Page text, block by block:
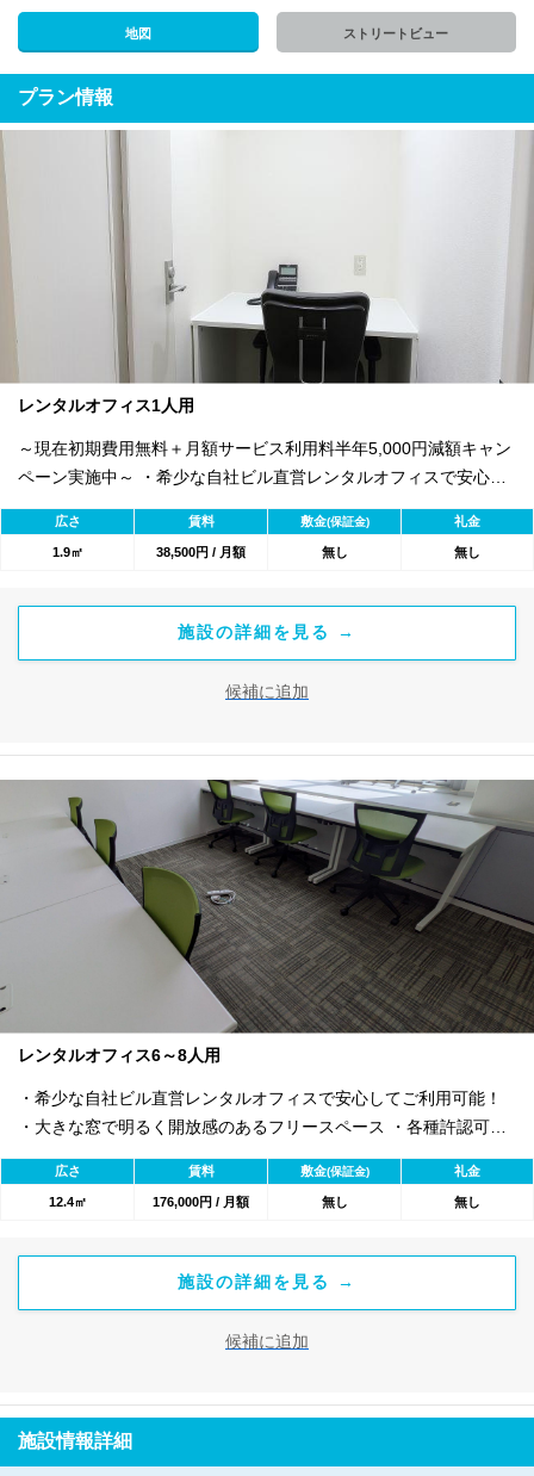
地図 ストリートビュー
プラン情報
レンタルオフィス1人用
～現在初期費用無料＋月額サービス利用料半年5,000円減額キャン
ペーン実施中～ ・希少な自社ビル直営レンタルオフィスで安心し
てご利用可能！ ・大きな窓で明るく開放感のあるフリースペース
・古物商、有料職業紹介業など各種許認可開設実績あり ・高速イ
ンターネット/登記OK/有人受付
広さ 賃料 敷金(保証金) 礼金
1.9㎡ 38,500円 / 月額 無し 無し
施設の詳細を見る →
候補に追加
レンタルオフィス6～8人用
・希少な自社ビル直営レンタルオフィスで安心してご利用可能！
・大きな窓で明るく開放感のあるフリースペース ・各種許認可開
設実績あり ・高速インターネット/登記OK/完全個室/有人受付
広さ 賃料 敷金(保証金) 礼金
12.4㎡ 176,000円 / 月額 無し 無し
施設の詳細を見る →
候補に追加
施設情報詳細